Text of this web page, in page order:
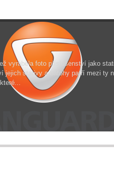
vyráběla foto příslušenství jako
jejich stativy a batohy patří mezi ty